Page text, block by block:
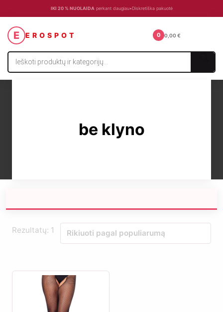
IKI 20 % NUOLAIDA perkant daugiau•Diskretiška pakuotė
E EROSPOT
Products
search
0 0,00 €
be klyno
Rezultatų: 1